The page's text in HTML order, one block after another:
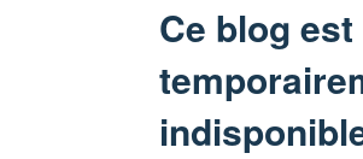
Ce blog est